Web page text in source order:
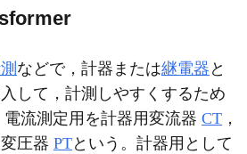
などで，計器または継電器 と
して，計測しやすくするため
流測定用を計器用変流器 CT ，
圧器 PTという。計器用として